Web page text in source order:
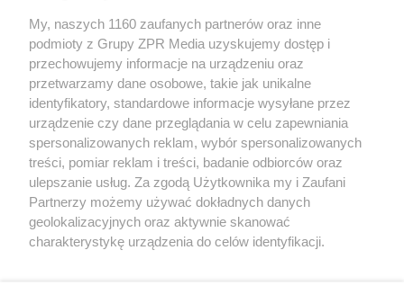
Żaden utwór zamieszczony w serwisie nie może być powielany i
rozpowszechniany lub dalej rozpowszechniany w jakikolwiek sposób (w
tym także elektroniczny lub mechaniczny) na jakimkolwiek polu
eksploatacji w jakiejkolwiek formie, włącznie z umieszczaniem w
Internecie bez pisemnej zgody właściciela praw. Jakiekolwiek użycie lub
wykorzystanie utworów w całości lub w części z naruszeniem prawa,
tzn. bez właściwej zgody, jest zabronione pod groźbą kary i może być
ścigane prawnie.
My, naszych 1160 zaufanych partnerów oraz inne
podmioty z Grupy ZPR Media uzyskujemy dostęp i
przechowujemy informacje na urządzeniu oraz
przetwarzamy dane osobowe, takie jak unikalne
identyfikatory, standardowe informacje wysyłane przez
urządzenie czy dane przeglądania w celu zapewniania
spersonalizowanych reklam, wybór spersonalizowanych
treści, pomiar reklam i treści, badanie odbiorców oraz
ulepszanie usług. Za zgodą Użytkownika my i Zaufani
Partnerzy możemy używać dokładnych danych
geolokalizacyjnych oraz aktywnie skanować
charakterystykę urządzenia do celów identyfikacji.